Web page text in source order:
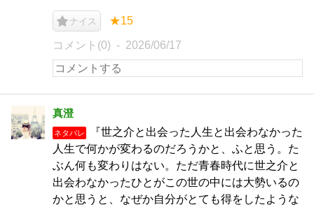
ナイス ★15
コメント(0) 2026/06/17
真澄
ネタバレ
『世之介と出会った人生と出会わなかった
人生で何かが変わるのだろうかと、ふと思う。た
ぶん何も変わりはない。ただ青春時代に世之介と
出会わなかったひとがこの世の中には大勢いるの
かと思うと、なぜか自分がとても得をしたような